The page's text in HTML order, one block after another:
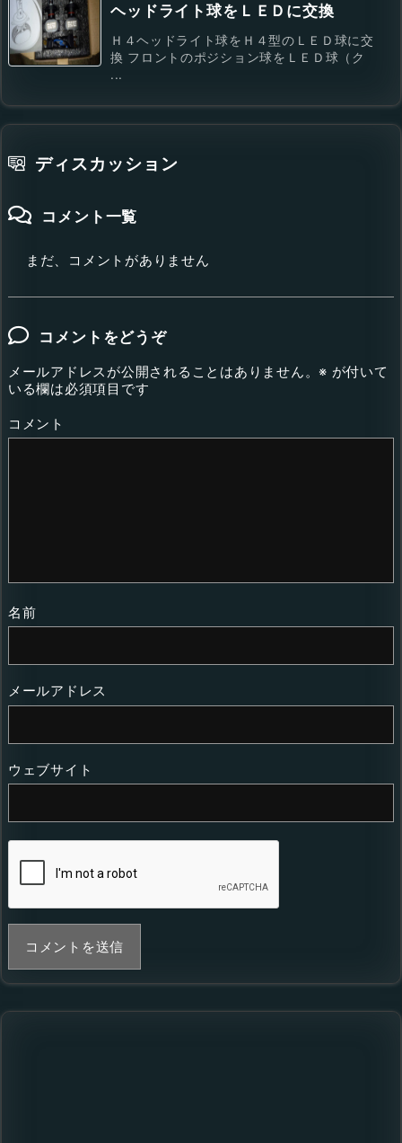
ヘッドライト球をＬＥＤに交換
Ｈ４ヘッドライト球をＨ４型のＬＥＤ球に交
換 フロントのポジション球をＬＥＤ球（ク
...
ディスカッション
コメント一覧
まだ、コメントがありません
コメントをどうぞ
メールアドレスが公開されることはありません。 ※ が付いて
いる欄は必須項目です
コメント
名前
メールアドレス
ウェブサイト